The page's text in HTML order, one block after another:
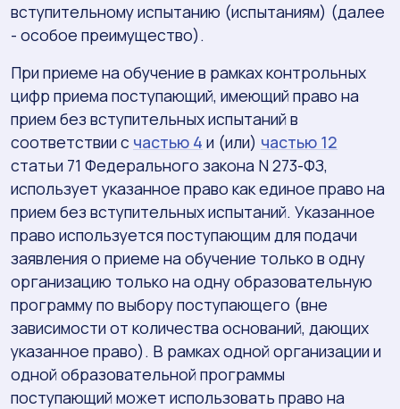
вступительному испытанию (испытаниям) (далее
- особое преимущество).
При приеме на обучение в рамках контрольных
цифр приема поступающий, имеющий право на
прием без вступительных испытаний в
соответствии с частью 4 и (или) частью 12
статьи 71 Федерального закона N 273-ФЗ,
использует указанное право как единое право на
прием без вступительных испытаний. Указанное
право используется поступающим для подачи
заявления о приеме на обучение только в одну
организацию только на одну образовательную
программу по выбору поступающего (вне
зависимости от количества оснований, дающих
указанное право). В рамках одной организации и
одной образовательной программы
поступающий может использовать право на